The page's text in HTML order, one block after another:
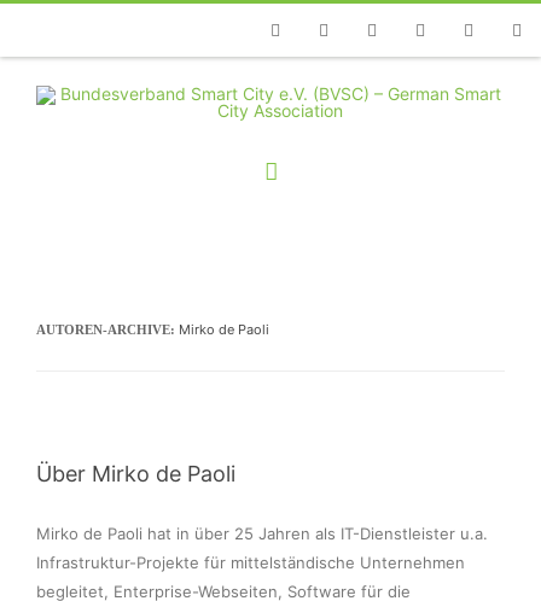
TelefonFacebookTwitterYoutubeInstagramLinkedin
AUTOREN-ARCHIVE: Mirko de Paoli
Über Mirko de Paoli
Mirko de Paoli hat in über 25 Jahren als IT-Dienstleister u.a.
Infrastruktur-Projekte für mittelständische Unternehmen
begleitet, Enterprise-Webseiten, Software für die